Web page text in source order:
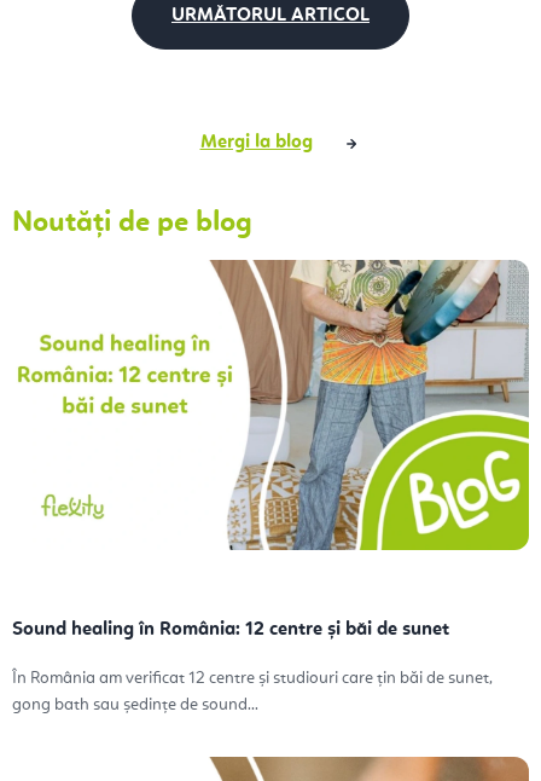
URMĂTORUL ARTICOL
Mergi la blog
Noutăți de pe blog
Sound healing în România: 12 centre și băi de sunet
În România am verificat 12 centre și studiouri care țin băi de sunet,
gong bath sau ședințe de sound...